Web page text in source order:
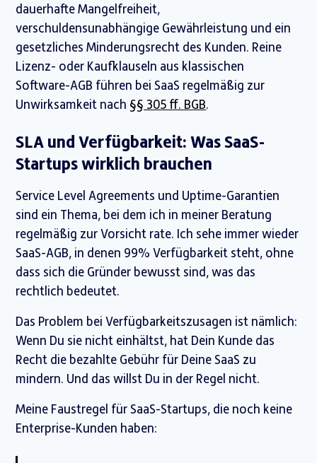
dauerhafte Mangelfreiheit,
verschuldensunabhängige Gewährleistung und ein
gesetzliches Minderungsrecht des Kunden. Reine
Lizenz- oder Kaufklauseln aus klassischen
Software-AGB führen bei SaaS regelmäßig zur
Unwirksamkeit nach §§ 305 ff. BGB.
SLA und Verfügbarkeit: Was SaaS-
Startups wirklich brauchen
Service Level Agreements und Uptime-Garantien
sind ein Thema, bei dem ich in meiner Beratung
regelmäßig zur Vorsicht rate. Ich sehe immer wieder
SaaS-AGB, in denen 99% Verfügbarkeit steht, ohne
dass sich die Gründer bewusst sind, was das
rechtlich bedeutet.
Das Problem bei Verfügbarkeitszusagen ist nämlich:
Wenn Du sie nicht einhältst, hat Dein Kunde das
Recht die bezahlte Gebühr für Deine SaaS zu
mindern. Und das willst Du in der Regel nicht.
Meine Faustregel für SaaS-Startups, die noch keine
Enterprise-Kunden haben: